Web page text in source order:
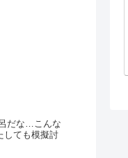
だな…こんな
しても模擬討